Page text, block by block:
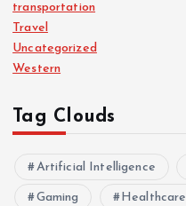
transportation
Travel
Uncategorized
Western
Tag Clouds
Artificial Intelligence
Gaming Healthcare